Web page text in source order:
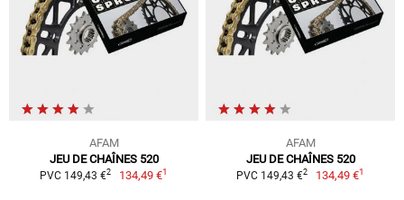
AFAM
JEU DE CHAÎNES 520
PVC 149,43 €2 134,49 €1
AFAM
JEU DE CHAÎNES 520
PVC 149,43 €2 134,49 €1